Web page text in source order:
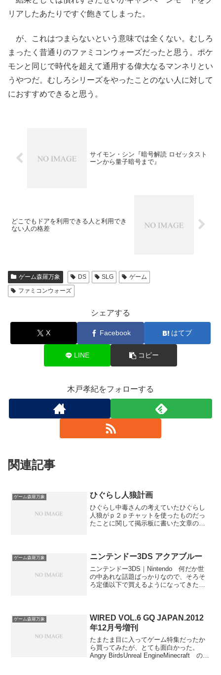
リアしたあたりですぐ飽きてしまった。
が、これはつまらないという意味では全くない。むしろ
まったく昔通りのファミコンウォーズだったと思う。ポケ
モンと同じで時代を超えて通用する偉大なるマンネリとい
うやつだ。むしろシリーズをやったことのない人に対して
におすすめできると思う。
サイモン・シン『暗号解読 ロゼッタスト
ーンから量子暗号まで』
どこでもドアを利用できる人と利用でき
ない人の格差
ゲーム森羅万象 DS SLG
ゲーム
ファミコンウォーズ
シェアする
X Facebook はてブ
LINE コピー
木戸孝紀をフォローする
関連記事
ゲーム森羅万象 ひぐらし人狼計画
ひぐらし中毒さんの考えていたひぐらし
人狼がｐ２ｐチャットを使ったものだっ
たことに関して掲示板に書いた文章の再
レイアビリティは最重要要素だ。 ＲＰ
けでなくプレイしやすいツールとしての
メリットも大きい。落としたのに相性で
動かないなどの心配をしなくてよく、特
リプトで作ろうかNscripter覚えるか迷っ
た。そして、いくらツクールが簡単でも
元（ひぐらし）に近い方を取るべきだと
思ってNscripterを選んだ。 オリジナル
スクリプトだからやることと言えばフォ
ルダ間のファイルコピーだけだが、それ
ゲーム森羅万象 ニンテンドー3DS アクアブルー
ニンテンドー3DS｜Nintendo 何だか世
の中あれな話題ばっかりなので、そろそ
ろ定価以下で買えるようになってきたこ
は、予想していた以上にちゃんと3Dに見
える。（当たり前か？）今はともかく、
ちゃんとソフトがそろってきたら面白い
かも。 それにしても、なんでキラーソ
フトを発売と同時に出さないなどという
判断になったのだろう？ 結果的に震災
ゲーム森羅万象
WIRED VOL.6 GQ JAPAN.2012
年12月号増刊
たまたま目に入ってゲーム特集だったか
ら買ってみたが、とても面白かった。
Angry BirdsUnreal EngineMinecraft の話